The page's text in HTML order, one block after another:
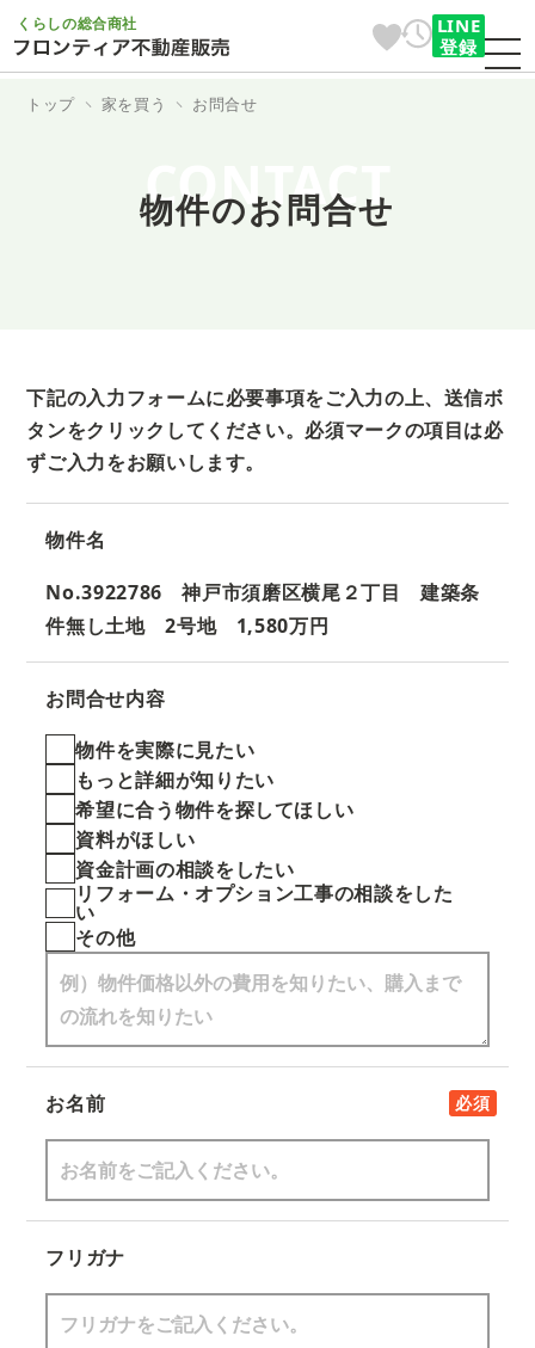
くらしの総合商社
LINE
登録
トップ 家を買う お問合せ
CONTACT
物件のお問合せ
下記の入力フォームに必要事項をご入力の上、送信ボ
タンをクリックしてください。 必須マークの項目は必
ずご入力をお願いします。
物件名
No.3922786 神戸市須磨区横尾２丁目 建築条
件無し土地 2号地 1,580万円
お問合せ内容
物件を実際に見たい
もっと詳細が知りたい
希望に合う物件を探してほしい
資料がほしい
資金計画の相談をしたい
リフォーム・オプション工事の相談をした
い
その他
お名前 必須
フリガナ